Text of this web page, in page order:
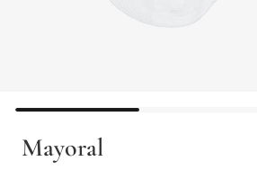
Mayoral